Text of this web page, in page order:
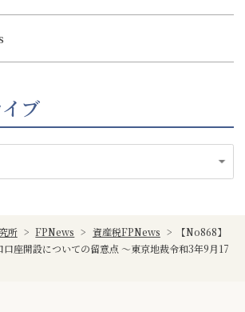
ブ
所 > FPNews > 資産税FPNews >
【No868】
座開設についての留意点 ～東京地裁令和3年9月17